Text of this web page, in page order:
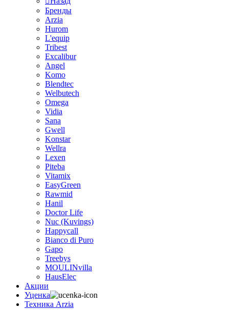
Бренды
Arzia
Hurom
L'equip
Tribest
Excalibur
Angel
Komo
Blendtec
Welbutech
Omega
Vidia
Sana
Gwell
Konstar
Wellra
Lexen
Piteba
Vitamix
EasyGreen
Rawmid
Hanil
Doctor Life
Nuc (Kuvings)
Happycall
Bianco di Puro
Gapo
Treebys
MOULINvilla
HausElec
Акции
Уценка
Техника Arzia